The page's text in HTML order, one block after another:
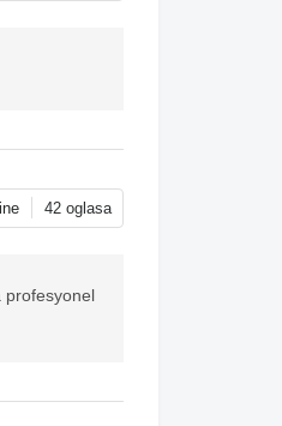
42 oglasa
profesyonel